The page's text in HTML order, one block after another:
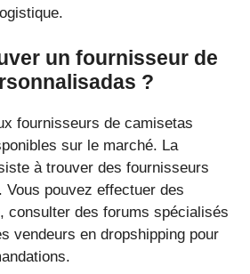
un fournisseur de
?
fournisseurs de camisetas
sur le marché. La
à trouver des fournisseurs
Vous pouvez effectuer des
consulter des forums spécialisés
vendeurs en dropshipping pour